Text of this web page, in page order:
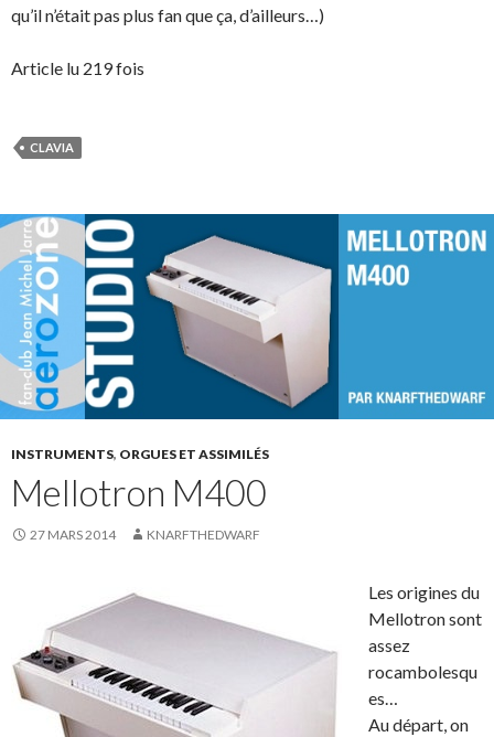
qu’il n’était pas plus fan que ça, d’ailleurs…)
Article lu 219 fois
CLAVIA
INSTRUMENTS, ORGUES ET ASSIMILÉS
Mellotron M400
27 MARS 2014 KNARFTHEDWARF
Les origines du
Mellotron sont
assez
rocambolesqu
es…
Au départ, on